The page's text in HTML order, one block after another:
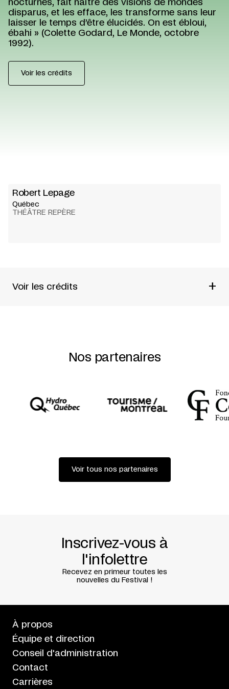
nocturnes, fait naître des visions de mondes
disparus, et les efface, les transforme sans leur
laisser le temps d’être élucidés. On est ébloui,
ébahi » (Colette Godard, Le Monde, octobre
1992).
Voir les crédits
Robert Lepage
Québec
THÉÂTRE REPÈRE
Voir les crédits +
Nos partenaires
Voir tous nos partenaires
Inscrivez-vous à
l'infolettre
Recevez en primeur toutes les
nouvelles du Festival !
À propos
Équipe et direction
Conseil d'administration
Contact
Carrières